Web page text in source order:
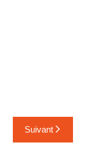
Suivant